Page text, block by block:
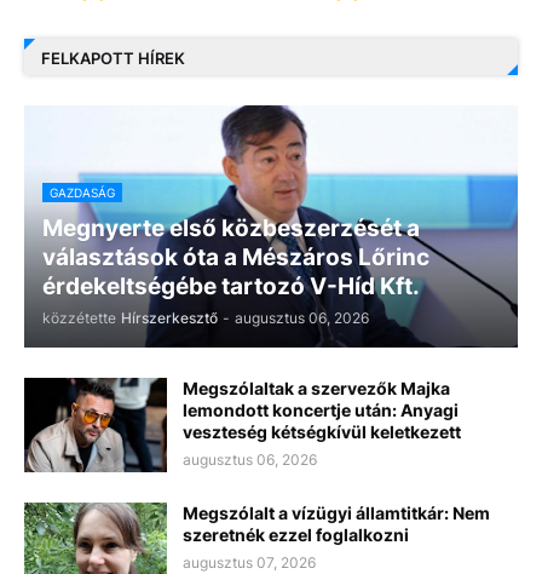
FELKAPOTT HÍREK
GAZDASÁG
Megnyerte első közbeszerzését a
választások óta a Mészáros Lőrinc
érdekeltségébe tartozó V-Híd Kft.
közzétette Hírszerkesztő - augusztus 06, 2026
Megszólaltak a szervezők Majka
lemondott koncertje után: Anyagi
veszteség kétségkívül keletkezett
augusztus 06, 2026
Megszólalt a vízügyi államtitkár: Nem
szeretnék ezzel foglalkozni
augusztus 07, 2026